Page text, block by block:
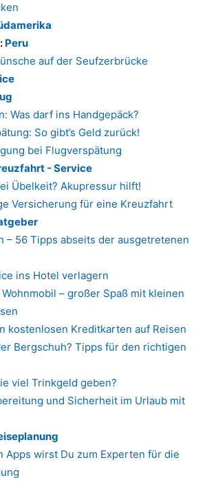
Peru
auf der Seufzerbrücke
Was darf ins Handgepäck?
So gibt’s Geld zurück!
bei Flugverspätung
- Service
Übelkeit? Akupressur hilft!
Versicherung für eine Kreuzfahrt
– 56 Tipps abseits der ausgetretenen
ins Hotel verlagern
– großer Spaß mit kleinen
kostenlosen Kreditkarten auf Reisen
Bergschuh? Tipps für den richtigen
viel Trinkgeld geben?
und Sicherheit im Urlaub mit
Apps wirst Du zum Experten für die